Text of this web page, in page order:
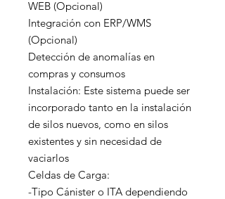
WEB (Opcional)
Integración con ERP/WMS
(Opcional)
Detección de anomalías en
compras y consumos
Instalación: Este sistema puede ser
incorporado tanto en la instalación
de silos nuevos, como en silos
existentes y sin necesidad de
vaciarlos
Celdas de Carga:
-Tipo Cánister o ITA dependiendo